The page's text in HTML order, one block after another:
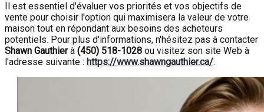
Il est essentiel d'évaluer vos priorités et vos objectifs de
vente pour choisir l'option qui maximisera la valeur de votre
maison tout en répondant aux besoins des acheteurs
potentiels. Pour plus d'informations, n'hésitez pas à contacter
Shawn Gauthierà (450) 518-1028 ou visitez son site Web à
l'adresse suivante : https://www.shawngauthier.ca/.